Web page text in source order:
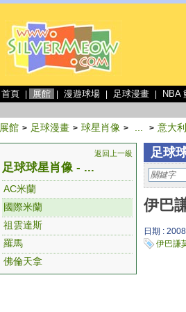
首頁 展館 漫遊球場 足球漫畫 NBA
展館 > 足球漫畫 > 球星肖像 > > 意大
返回上一級
足球球星肖像 - ...
AC米蘭
國際米蘭
祖雲達斯
羅馬
佛倫天拿
足球
伊巴
日期 :
伊巴謙